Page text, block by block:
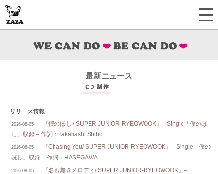
最新ニュース
リリース情報
2026-08-05
『僕のほし / SUPER JUNIOR-RYEOWOOK』– Single「僕のほ
し」収録 – 作詞：Takahashi Shiho
2026-08-05
『Chasing You/ SUPER JUNIOR-RYEOWOOK』– Single「僕の
ほし」収録 – 作詞：HASEGAWA
2026-08-05
『名も無きメロディ/ SUPER JUNIOR-RYEOWOOK』–